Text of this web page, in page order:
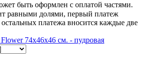
быть оформлен с оплатой частями.
равными долями, первый платеж
остальных платежа вносится каждые две
74x46x46 см. - пудровая